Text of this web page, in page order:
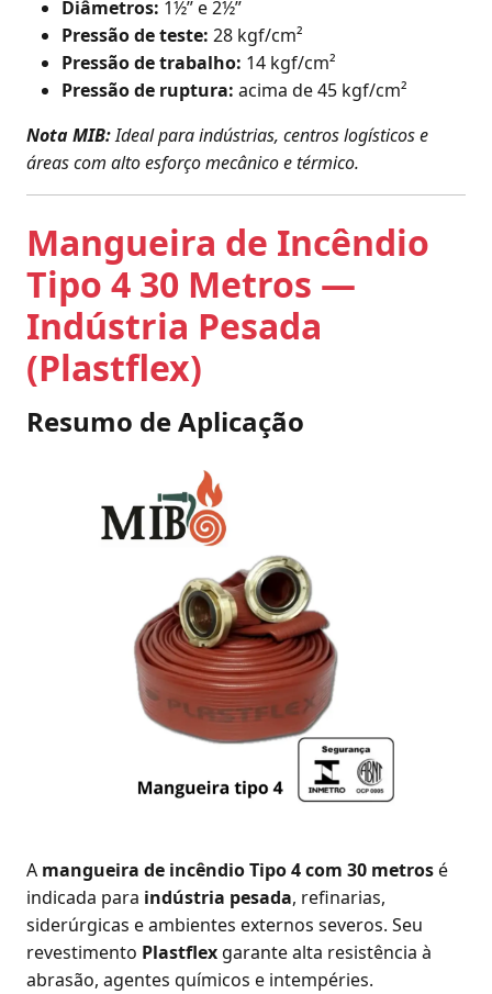
Diâmetros: 1½” e 2½”
Pressão de teste: 28 kgf/cm²
Pressão de trabalho: 14 kgf/cm²
Pressão de ruptura: acima de 45 kgf/cm²
Nota MIB:Ideal para indústrias, centros logísticos e
áreas com alto esforço mecânico e térmico.
Mangueira de Incêndio
Tipo 4 30 Metros —
Indústria Pesada
(Plastflex)
Resumo de Aplicação
A mangueira de incêndio Tipo 4 com 30 metrosé
indicada para indústria pesada, refinarias,
siderúrgicas e ambientes externos severos. Seu
revestimento Plastflex garante alta resistência à
abrasão, agentes químicos e intempéries.